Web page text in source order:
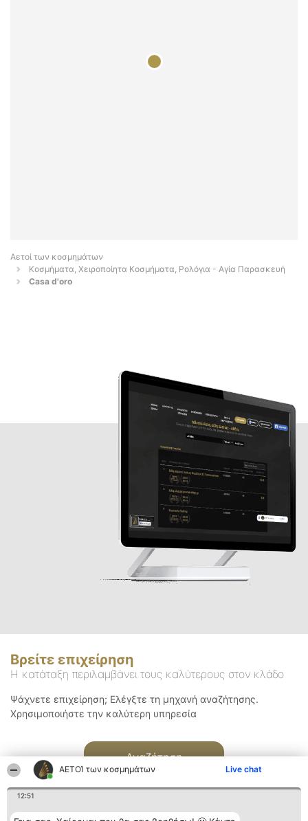
ΑΕΤΟΊ των κοσμημάτων Live chat
12:51
Αετοί των κοσμημάτων
Κοσμήματα, Χειροποίητα Κοσμήματα, Ρολόγια - Αγία Παρασκευή
Casa d'oro
Βρείτε επιχείρηση
Η κατάταξη περιλαμβάνει τους καλύτερους στον κλάδο
Ψάχνετε επιχείρηση; Ελέγξτε τη μηχανή αναζήτησης.
Χρησιμοποιήστε την καλύτερη υπηρεσία
Αναζήτηση